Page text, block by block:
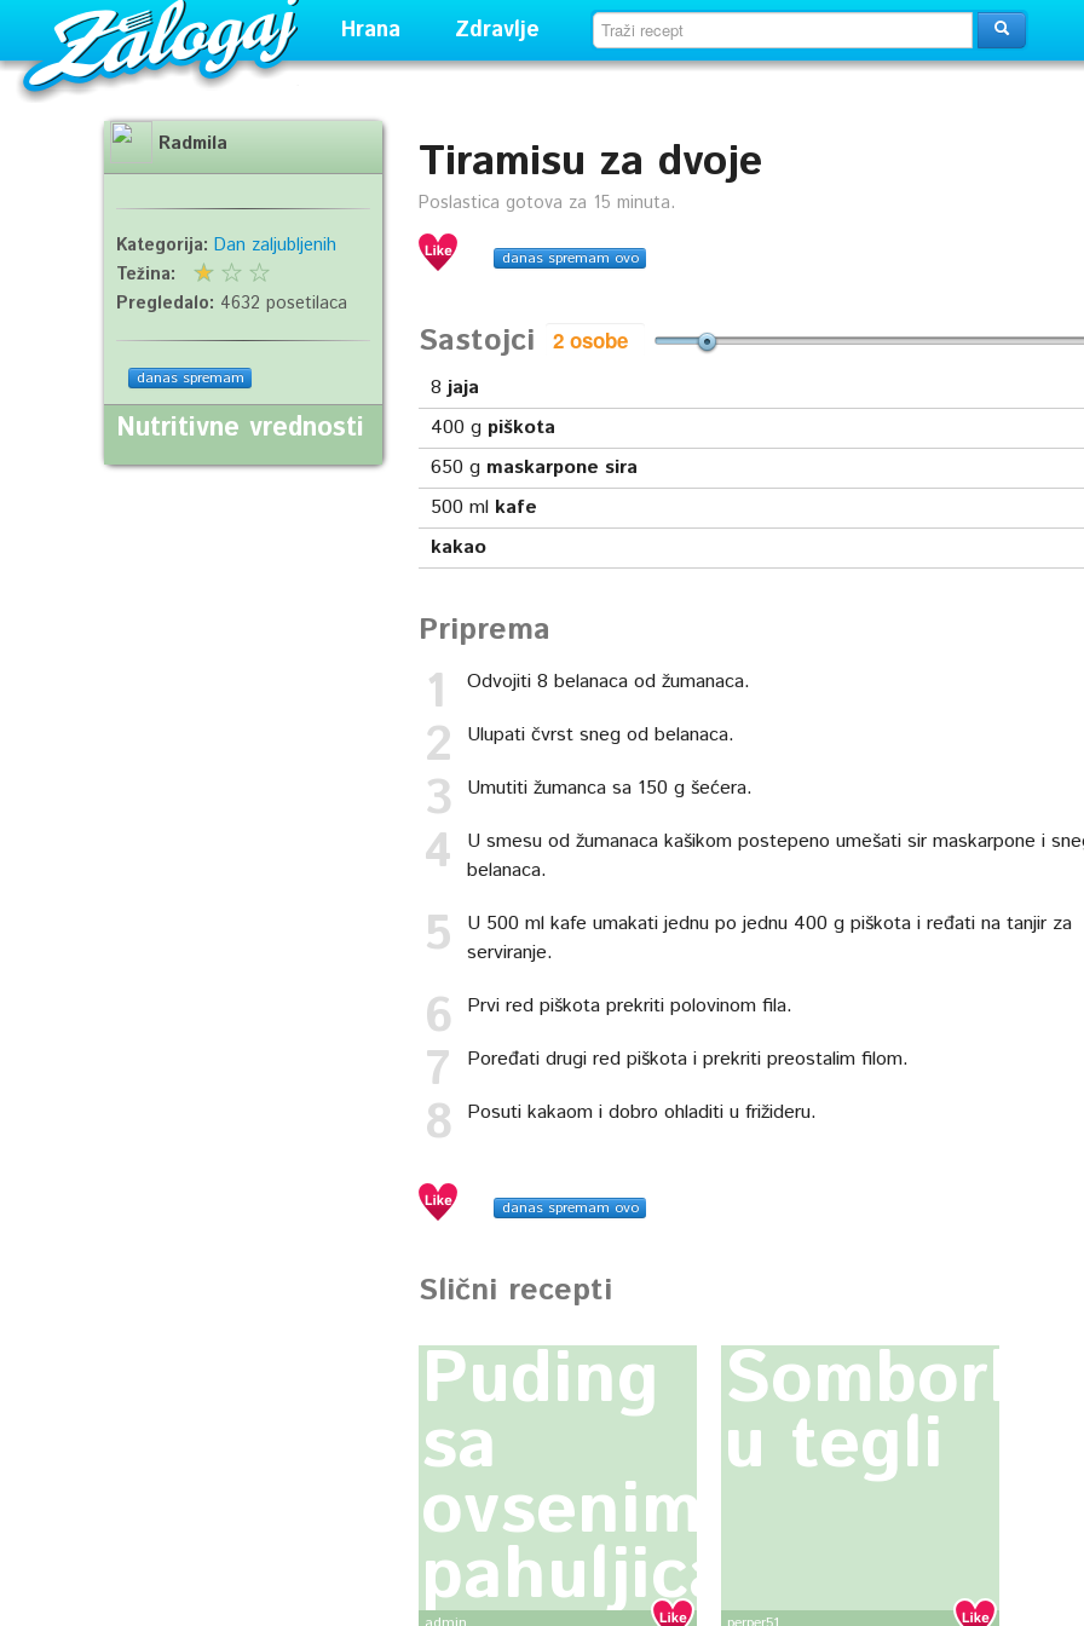
Hrana Zdravlje
Tiramisu za dvoje
Poslastica gotova za 15 minuta.
danas spremam ovo
Sastojci
8 jaja
400 g piškota
650 g maskarpone sira
500 ml kafe
kakao
Priprema
Odvojiti 8 belanaca od žumanaca.
Ulupati čvrst sneg od belanaca.
Umutiti žumanca sa 150 g šećera.
U smesu od žumanaca kašikom postepeno umešati sir maskarpone i
belanaca.
U 500 ml kafe umakati jednu po jednu 400 g piškota i ređati na tanjir za
serviranje.
Prvi red piškota prekriti polovinom fila.
Poređati drugi red piškota i prekriti preostalim filom.
Posuti kakaom i dobro ohladiti u frižideru.
danas spremam ovo
Slični recepti
Puding
sa
ovsenim
pahuljicama
Somborka
u tegli
Radmila
Kategorija: Dan zaljubljenih
Težina:
Pregledalo: 4632 posetilaca
danas spremam
Nutritivne vrednosti